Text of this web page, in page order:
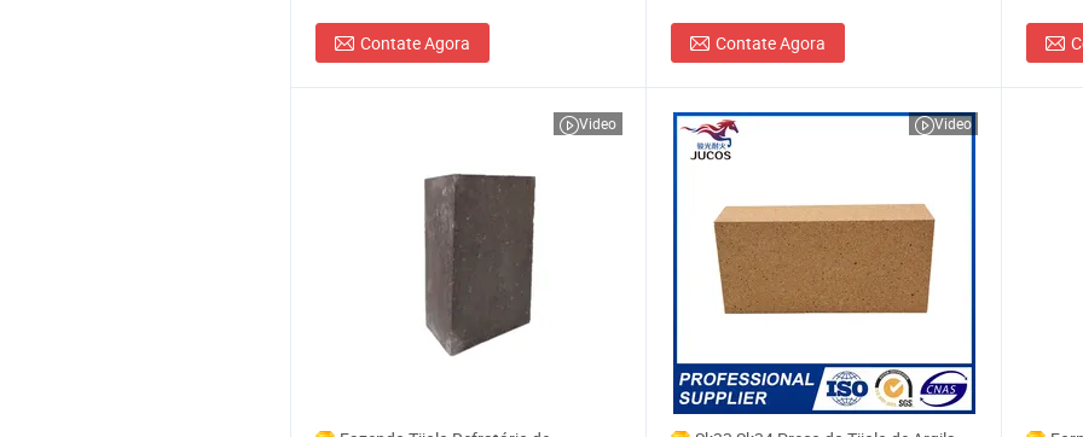
Contate Agora Contate Agora
Video Video